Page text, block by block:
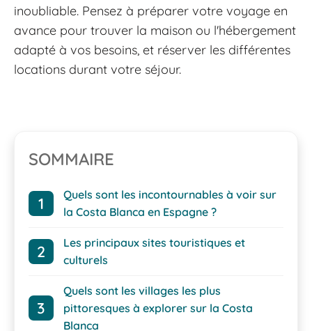
inoubliable. Pensez à préparer votre voyage en
avance pour trouver la maison ou l'hébergement
adapté à vos besoins, et réserver les différentes
locations durant votre séjour.
SOMMAIRE
Quels sont les incontournables à voir sur
la Costa Blanca en Espagne ?
Les principaux sites touristiques et
culturels
Quels sont les villages les plus
pittoresques à explorer sur la Costa
Blanca